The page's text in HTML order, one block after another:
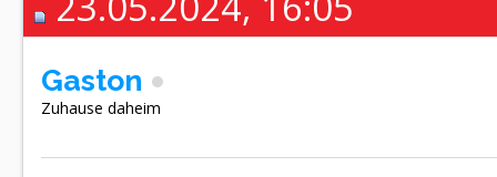
Gaston
Zuhause daheim